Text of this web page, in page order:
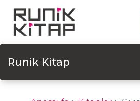
Runik Kitap